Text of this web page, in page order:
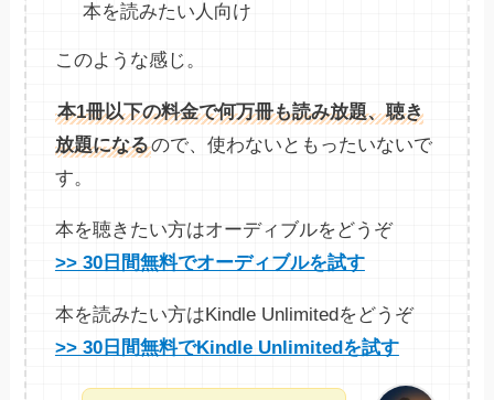
本を読みたい人向け
このような感じ。
本1冊以下の料金で何万冊も読み放題、聴き
放題になるので、使わないともったいないで
す。
本を聴きたい方はオーディブルをどうぞ
>> 30日間無料でオーディブルを試す
本を読みたい方はKindle Unlimitedをどうぞ
>> 30日間無料でKindle Unlimitedを試す